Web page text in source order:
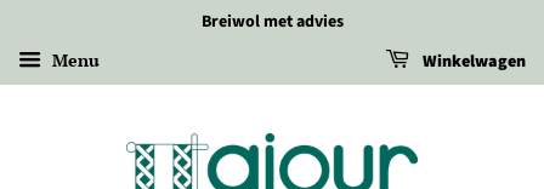
Breiwol met advies
Menu Winkelwagen